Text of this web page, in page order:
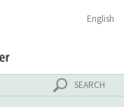
SEARCH
English